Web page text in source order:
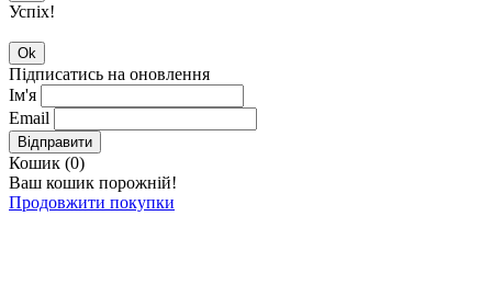
Успіх!
Ok
Підписатись на оновлення
Ім'я
Email
Відправити
Кошик (0)
Ваш кошик порожній!
Продовжити покупки